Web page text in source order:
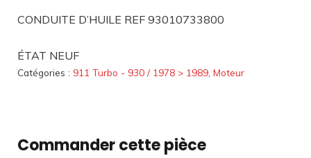
CONDUITE D’HUILE REF 93010733800
ÉTAT NEUF
Catégories : 911 Turbo - 930 / 1978 > 1989 Moteur
Commander cette pièce